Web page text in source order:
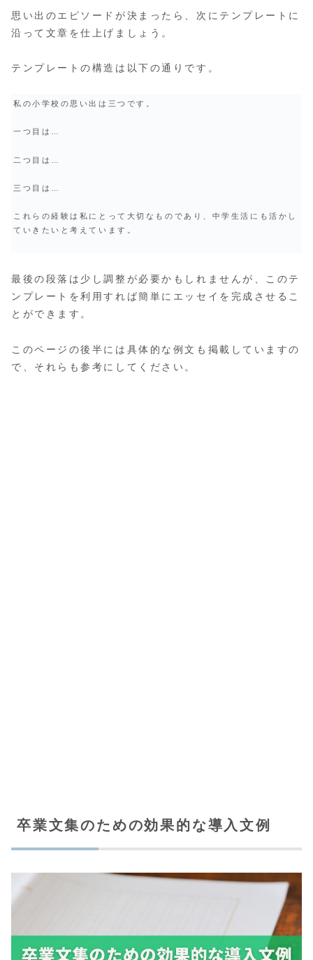
思い出のエピソードが決まったら、次にテンプレートに
沿って文章を仕上げましょう。
テンプレートの構造は以下の通りです。
私の小学校の思い出は三つです。
一つ目は…
二つ目は…
三つ目は…
これらの経験は私にとって大切なものであり、中学生活にも活かし
ていきたいと考えています。
最後の段落は少し調整が必要かもしれませんが、このテ
ンプレートを利用すれば簡単にエッセイを完成させるこ
とができます。
このページの後半には具体的な例文も掲載していますの
で、それらも参考にしてください。
卒業文集のための効果的な導入文例